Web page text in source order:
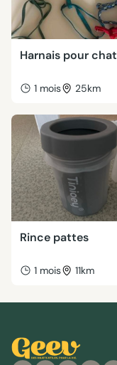
Harnais pour chat
1 mois 25km
Rince pattes
1 mois 11km